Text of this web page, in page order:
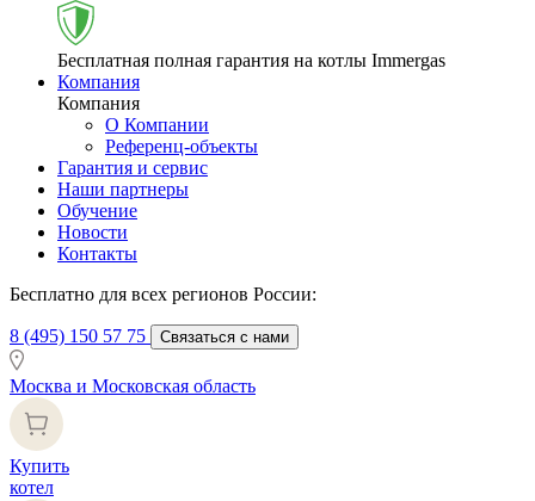
Бесплатная полная гарантия на котлы Immergas
Компания
Компания
О Компании
Референц-объекты
Гарантия и сервис
Наши партнеры
Обучение
Новости
Контакты
Бесплатно для всех регионов России:
8 (495) 150 57 75 Связаться с нами
Москва и Московская область
Купить
котел